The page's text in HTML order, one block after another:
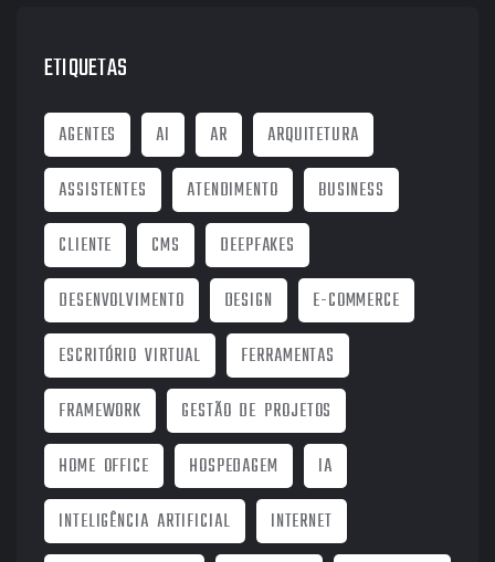
ETIQUETAS
AGENTES AI AR
ARQUITETURA
ASSISTENTES
ATENDIMENTO
BUSINESS
CLIENTE
CMS
DEEPFAKES
DESENVOLVIMENTO
DESIGN
E-COMMERCE
ESCRITÓRIO VIRTUAL
FERRAMENTAS
FRAMEWORK
GESTÃO DE PROJETOS
HOME OFFICE
HOSPEDAGEM
IA
INTELIGÊNCIA ARTIFICIAL
INTERNET